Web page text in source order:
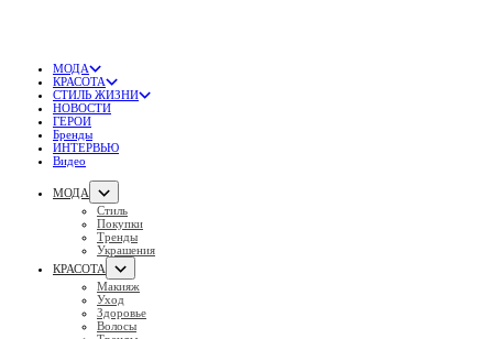
МОДА
КРАСОТА
СТИЛЬ ЖИЗНИ
НОВОСТИ
ГЕРОИ
Бренды
ИНТЕРВЬЮ
Видео
МОДА
Стиль
Покупки
Тренды
Украшения
КРАСОТА
Макияж
Уход
Здоровье
Волосы